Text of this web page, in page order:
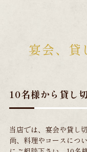
宴会、貸
10名様から貸し
当店では、宴会や貸し
尚、料理やコースにつ